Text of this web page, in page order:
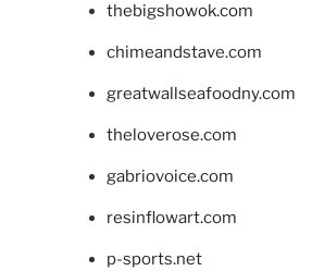
thebigshowok.com
chimeandstave.com
greatwallseafoodny.com
theloverose.com
gabriovoice.com
resinflowart.com
p-sports.net